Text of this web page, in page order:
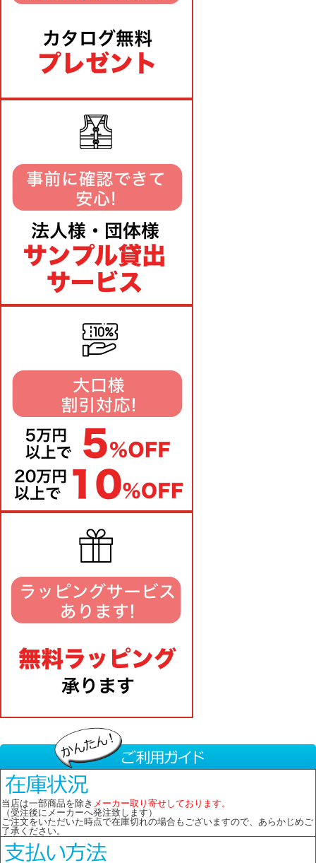
当店は一部商品を除き メーカー取り寄せしております。
（受注後にメーカーへ発注致します）
ご注文をいただいた時点で在庫切れの場合もございますので、あらかじめご
了承ください。